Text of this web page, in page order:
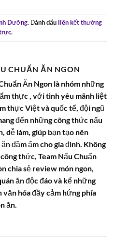
Dưỡng. Đánh dấu liên kết thường
.
CHUẨN ĂN NGON
Ăn Ngon là nhóm những
thực , với tình yêu mãnh liệt
thực Việt và quốc tế, đội ngũ
đến những công thức nấu
dễ làm, giúp bạn tạo nên
đầm ấm cho gia đình. Không
thức, Team Nấu Chuẩn
chia sẻ review món ngon,
ăn độc đáo và kể những
văn hóa đầy cảm hứng phía
ăn.